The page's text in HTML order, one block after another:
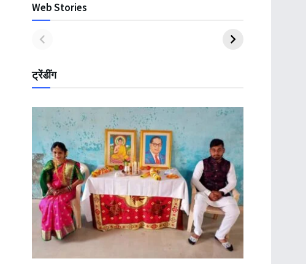
Web Stories
ट्रेंडींग